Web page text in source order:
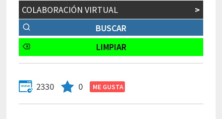
COLABORACIÓN VIRTUAL >
2330 0